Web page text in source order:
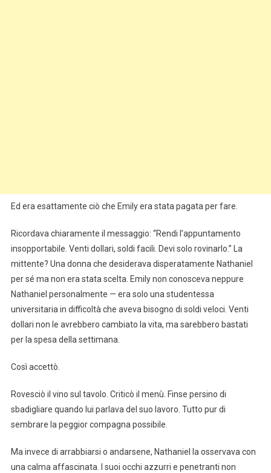
Ed era esattamente ciò che Emily era stata pagata per fare.
Ricordava chiaramente il messaggio: “Rendi l’appuntamento
insopportabile. Venti dollari, soldi facili. Devi solo rovinarlo.” La
mittente? Una donna che desiderava disperatamente Nathaniel
per sé ma non era stata scelta. Emily non conosceva neppure
Nathaniel personalmente — era solo una studentessa
universitaria in difficoltà che aveva bisogno di soldi veloci. Venti
dollari non le avrebbero cambiato la vita, ma sarebbero bastati
per la spesa della settimana.
Così accettò.
Rovesciò il vino sul tavolo. Criticò il menù. Finse persino di
sbadigliare quando lui parlava del suo lavoro. Tutto pur di
sembrare la peggior compagna possibile.
Ma invece di arrabbiarsi o andarsene, Nathaniel la osservava con
una calma affascinata. I suoi occhi azzurri e penetranti non